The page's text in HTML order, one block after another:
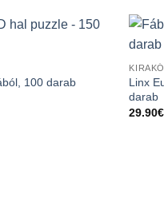
100 darab
Linx
darab
29.90€